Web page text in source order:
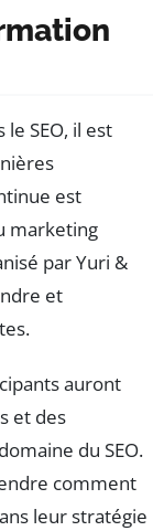
le SEO, il est
est
marketing
par Yuri &
et
auront
et des
du SEO.
comment
leur stratégie